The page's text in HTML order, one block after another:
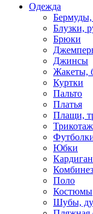
Одежда
Блузки,
Брюки
Джинсы
Жакеты,
Куртки
Пальто
Платья
Плащи,
Трикотаж
Юбки
Поло
Костюмы
Шубы,